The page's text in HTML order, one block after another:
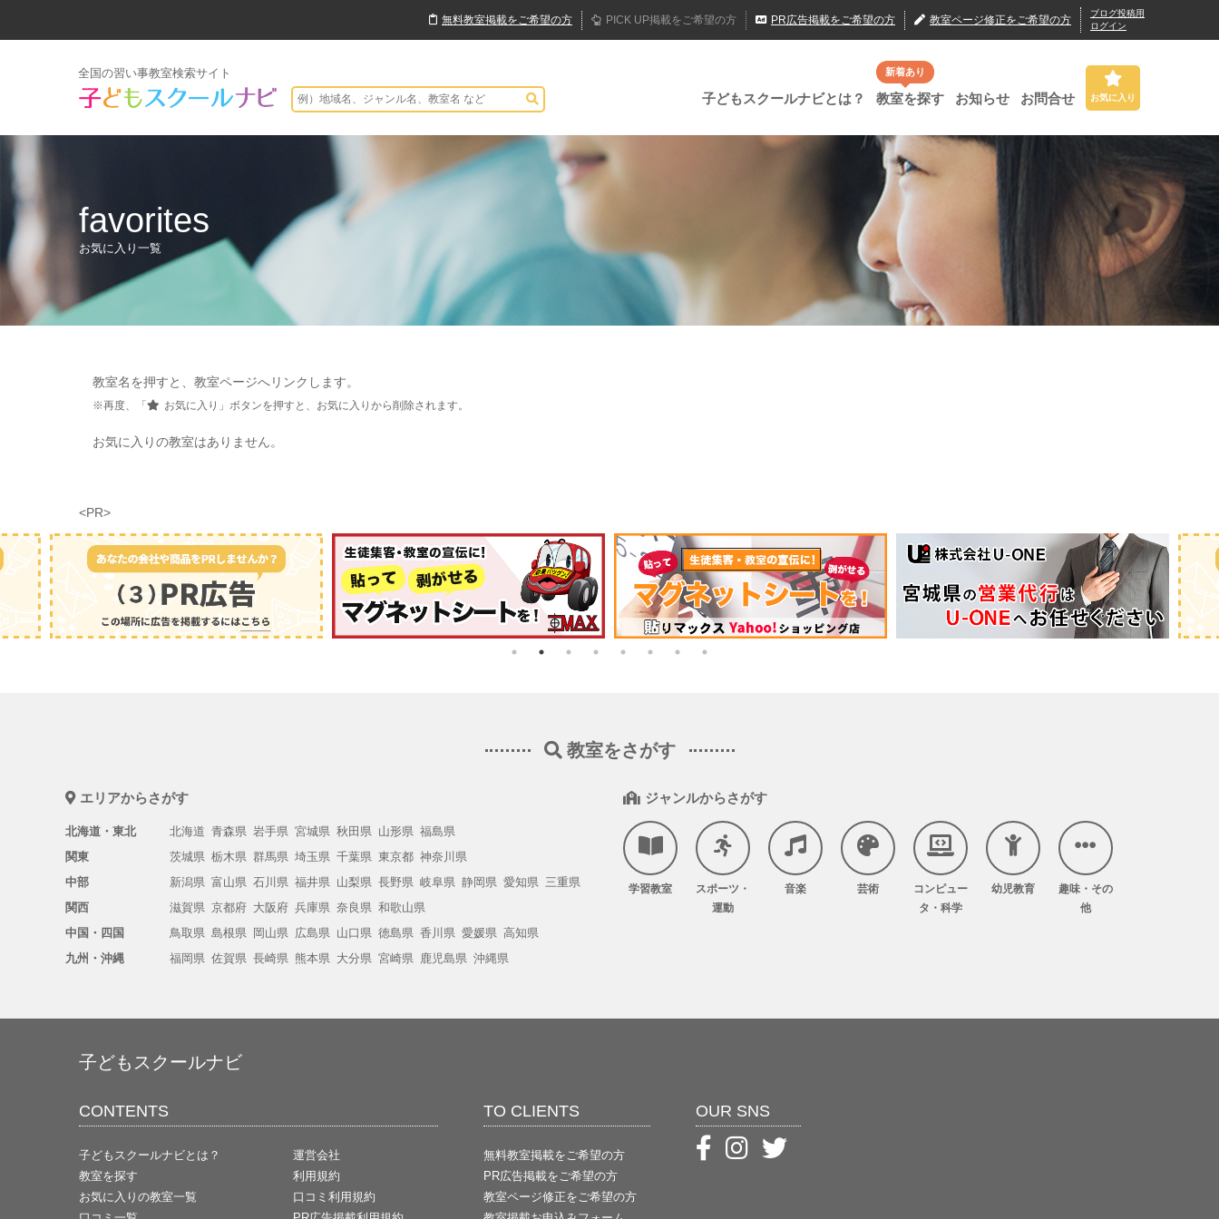
無料教室掲載をご希望の方 PICK UP掲載をご希望の方 PR広告掲載をご希望の方 教室ページ修正をご希望の方
ブログ投稿用
ログイン
全国の習い事教室検索サイト
子どもスクールナビとは？
新着あり
教室を探す お知らせ お問合せ お気に入り
favorites
お気に入り一覧
教室名を押すと、教室ページへリンクします。
※再度、「 お気に入り」ボタンを押すと、お気に入りから削除されます。
お気に入りの教室はありません。
<PR>
教室をさがす
エリアからさがす
北海道・東北 北海道 青森県 岩手県 宮城県 秋田県 山形県 福島県
関東
茨城県 栃木県 群馬県 埼玉県 千葉県 東京都 神奈川県
中部
新潟県 富山県 石川県 福井県 山梨県 長野県 岐阜県 静岡県 愛知県 三重県
関西
滋賀県 京都府 大阪府 兵庫県 奈良県 和歌山県
中国・四国
鳥取県 島根県 岡山県 広島県 山口県 徳島県 香川県 愛媛県 高知県
九州・沖縄
福岡県 佐賀県 長崎県 熊本県 大分県 宮崎県 鹿児島県 沖縄県
ジャンルからさがす
学習教室
スポーツ・
運動
音楽 芸術
コンピュー
タ・科学
幼児教育
趣味・その
他
子どもスクールナビ
CONTENTS
子どもスクールナビとは？
教室を探す
お気に入りの教室一覧
運営会社
利用規約
口コミ利用規約
TO CLIENTS
無料教室掲載をご希望の方
PR広告掲載をご希望の方
教室ページ修正をご希望の方
OUR SNS